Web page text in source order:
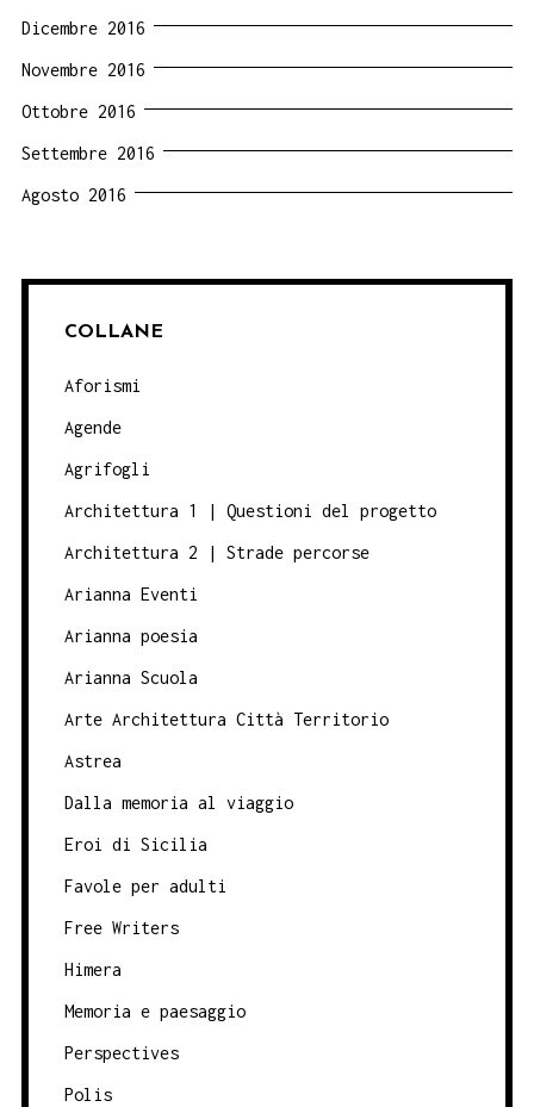
Dicembre 2016
Novembre 2016
Ottobre 2016
Settembre 2016
Agosto 2016
COLLANE
Aforismi
Agende
Agrifogli
Architettura 1 | Questioni del progetto
Architettura 2 | Strade percorse
Arianna Eventi
Arianna poesia
Arianna Scuola
Arte Architettura Città Territorio
Astrea
Dalla memoria al viaggio
Eroi di Sicilia
Favole per adulti
Free Writers
Himera
Memoria e paesaggio
Perspectives
Polis